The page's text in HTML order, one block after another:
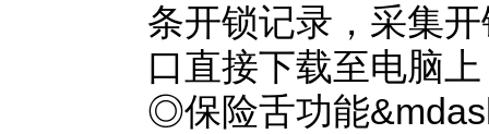
条开锁记录，采集
口直接下载至电脑
◎保险舌功能